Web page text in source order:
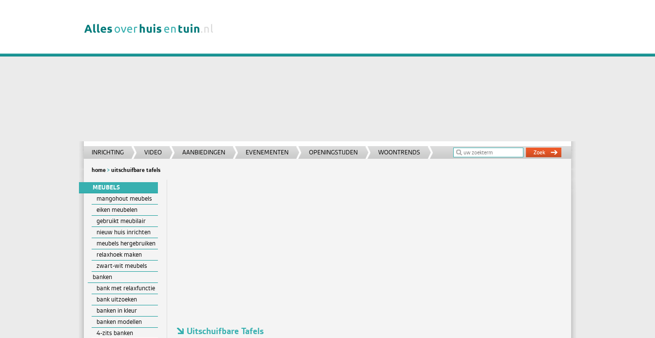
INRICHTING VIDEO AANBIEDINGEN EVENEMENTEN OPENINGSTIJDEN WOONTRENDS
home uitschuifbare tafels
Uitschuifbare Tafels
MEUBELS
mangohout meubels
eiken meubelen
gebruikt meubilair
nieuw huis inrichten
meubels hergebruiken
relaxhoek maken
zwart-wit meubels
banken
bank met relaxfunctie
bank uitzoeken
banken in kleur
banken modellen
4-zits banken